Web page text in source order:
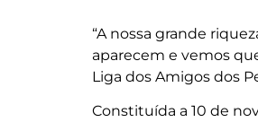
“A nossa grande
aparecem e vemos
Liga dos Amigos dos
Constituída a 10 de